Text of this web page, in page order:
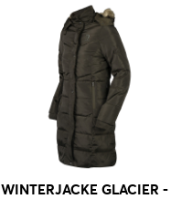
WINTERJACKE GLACIER -